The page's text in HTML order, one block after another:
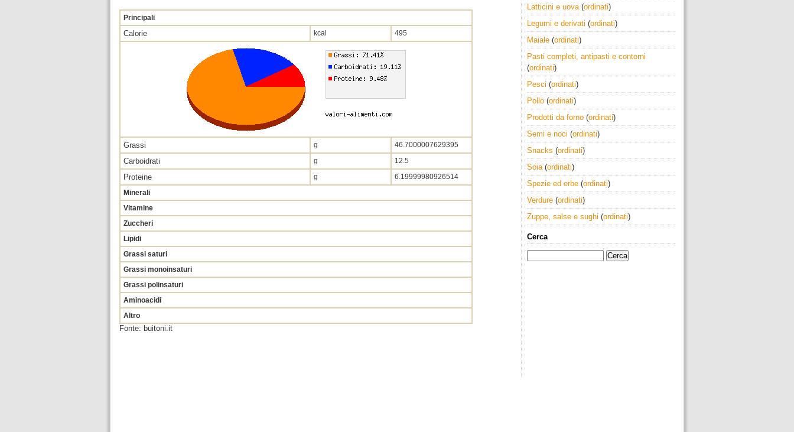
Principali
Calorie kcal 495
Grassi g 46.7000007629395
Carboidrati g 12.5
Proteine g
6.19999980926514
Minerali
Vitamine
Zuccheri
Lipidi
Grassi saturi
Grassi monoinsaturi
Grassi polinsaturi
Aminoacidi
Altro
Fonte: buitoni.it
Latticini e uova(ordinati)
Legumi e derivati (ordinati)
Maiale (ordinati)
Pasti completi, antipasti e contorni
(ordinati)
Pesci (ordinati)
Pollo (ordinati)
Prodotti da forno (ordinati)
Semi e noci (ordinati)
Snacks (ordinati)
Soia(ordinati)
Spezie ed erbe (ordinati)
Verdure (ordinati)
Zuppe, salse e sughi (ordinati)
Cerca